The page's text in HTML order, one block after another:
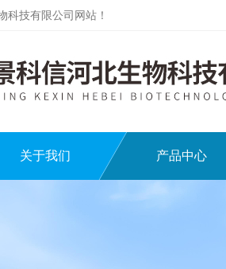
科技有限公司网站！
关于我们 产品中心